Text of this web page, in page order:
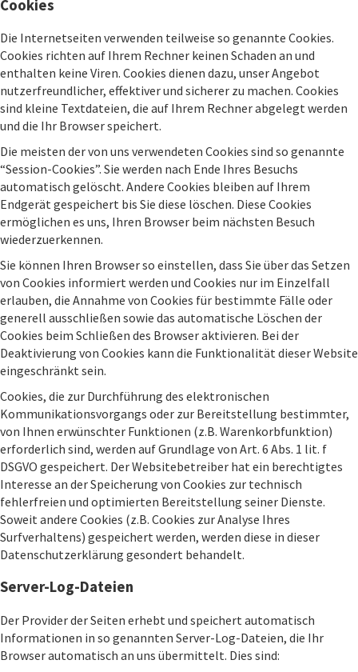
Cookies
Die Internetseiten verwenden teilweise so genannte Cookies.
Cookies richten auf Ihrem Rechner keinen Schaden an und
enthalten keine Viren. Cookies dienen dazu, unser Angebot
nutzerfreundlicher, effektiver und sicherer zu machen. Cookies
sind kleine Textdateien, die auf Ihrem Rechner abgelegt werden
und die Ihr Browser speichert.
Die meisten der von uns verwendeten Cookies sind so genannte
“Session-Cookies”. Sie werden nach Ende Ihres Besuchs
automatisch gelöscht. Andere Cookies bleiben auf Ihrem
Endgerät gespeichert bis Sie diese löschen. Diese Cookies
ermöglichen es uns, Ihren Browser beim nächsten Besuch
wiederzuerkennen.
Sie können Ihren Browser so einstellen, dass Sie über das Setzen
von Cookies informiert werden und Cookies nur im Einzelfall
erlauben, die Annahme von Cookies für bestimmte Fälle oder
generell ausschließen sowie das automatische Löschen der
Cookies beim Schließen des Browser aktivieren. Bei der
Deaktivierung von Cookies kann die Funktionalität dieser Website
eingeschränkt sein.
Cookies, die zur Durchführung des elektronischen
Kommunikationsvorgangs oder zur Bereitstellung bestimmter,
von Ihnen erwünschter Funktionen (z.B. Warenkorbfunktion)
erforderlich sind, werden auf Grundlage von Art. 6 Abs. 1 lit. f
DSGVO gespeichert. Der Websitebetreiber hat ein berechtigtes
Interesse an der Speicherung von Cookies zur technisch
fehlerfreien und optimierten Bereitstellung seiner Dienste.
Soweit andere Cookies (z.B. Cookies zur Analyse Ihres
Surfverhaltens) gespeichert werden, werden diese in dieser
Datenschutzerklärung gesondert behandelt.
Server-Log-Dateien
Der Provider der Seiten erhebt und speichert automatisch
Informationen in so genannten Server-Log-Dateien, die Ihr
Browser automatisch an uns übermittelt. Dies sind: